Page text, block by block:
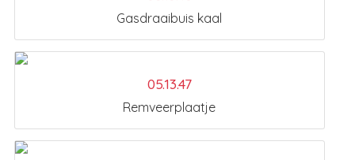
Gasdraaibuis kaal
05.13.47
Remveerplaatje